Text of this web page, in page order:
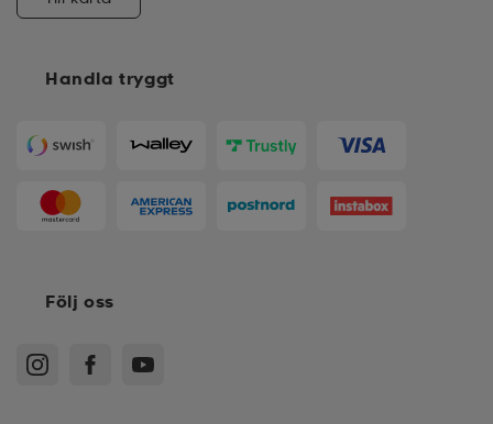
Handla tryggt
Följ oss